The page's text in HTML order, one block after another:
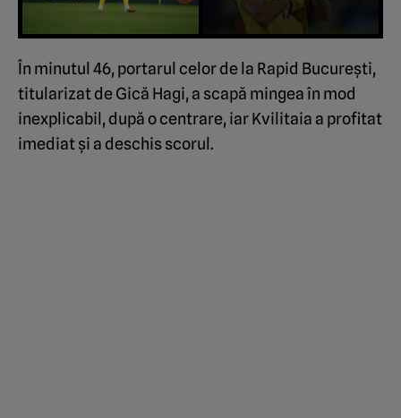
În minutul 46, portarul celor de la Rapid București,
titularizat de Gică Hagi, a scapă mingea în mod
inexplicabil, după o centrare, iar Kvilitaia a profitat
imediat și a deschis scorul.